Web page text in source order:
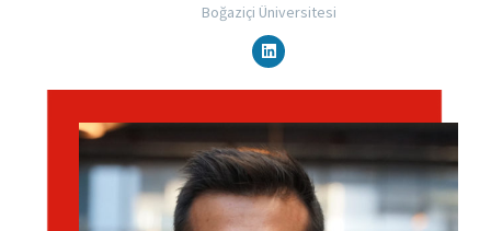
Boğaziçi Üniversitesi